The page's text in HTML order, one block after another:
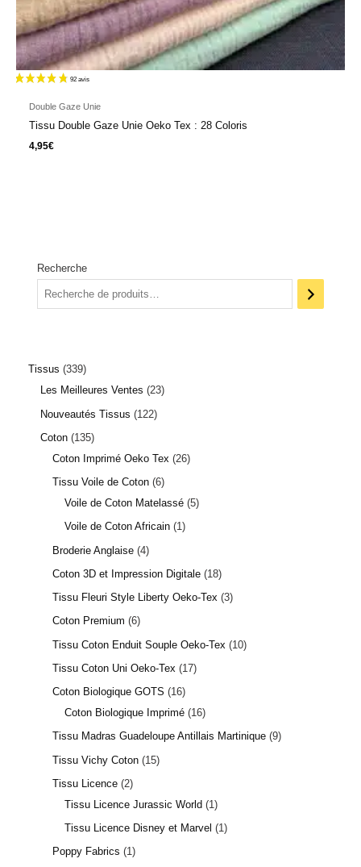
Double Gaze Unie
Tissu Double Gaze Unie Oeko Tex : 28 Coloris
4,95€
Recherche
Tissus 339
Les Meilleures Ventes 23
Nouveautés Tissus
122
Coton 135
Coton Imprimé Oeko Tex
26
Tissu Voile de Coton 6
Voile de Coton Matelassé 5
Voile de Coton Africain 1
Broderie Anglaise 4
Coton 3D et Impression Digitale 18
Tissu Fleuri Style Liberty Oeko-Tex 3
Coton Premium 6
Tissu Coton Enduit Souple Oeko-Tex
10
Tissu Coton Uni Oeko-Tex
17
Coton Biologique GOTS
16
Coton Biologique Imprimé 16
Tissu Madras Guadeloupe Antillais Martinique 9
Tissu Vichy Coton 15
Tissu Licence 2
Tissu Licence Jurassic World
1
Tissu Licence Disney et Marvel
1
Poppy Fabrics
1